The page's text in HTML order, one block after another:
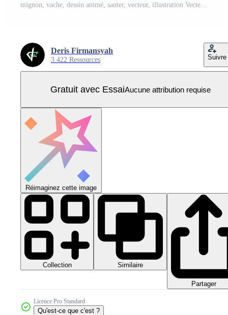
mignon, vache, dessin animé, sauter, vecteur, illustration Vecteur Pro
Deris Firmansyah
3 422 Ressources Suivre
Gratuit avec EssaiAucune attribution requise
Réimaginez cette image
Collection Similaire
Partager
Licence Pro Standard
Qu'est-ce que c'est ?